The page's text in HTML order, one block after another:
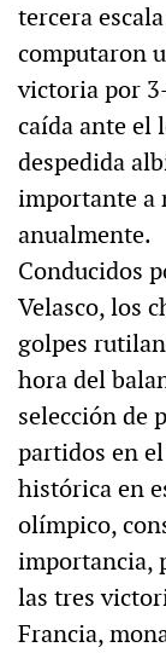
tercera
computaron
victoria por
caída ante el
despedida
importante a
anualmente.
Conducidos
Velasco, los
golpes
hora del
selección de
partidos en
histórica en
olímpico,
importancia,
las tres
Francia,